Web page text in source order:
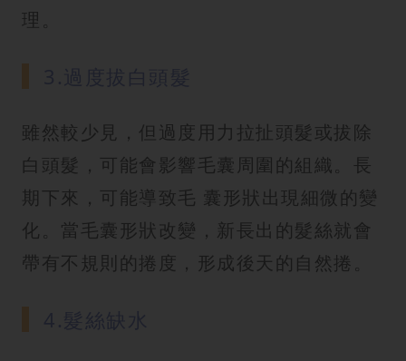
理。
雖然較少見，但過度用力拉扯頭髮或拔除
白頭髮，可能會影響毛囊周圍的組織。長
期下來，可能導致毛 囊形狀出現細微的變
化。當毛囊形狀改變，新長出的髮絲就會
帶有不規則的捲度，形成後天的自然捲。